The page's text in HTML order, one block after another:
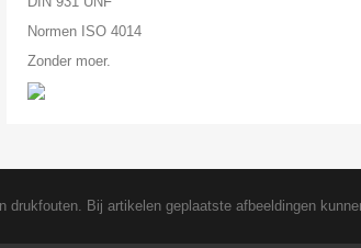
Normen ISO 4014
Zonder moer.
drukfouten. Bij artikelen geplaatste afbeeldingen